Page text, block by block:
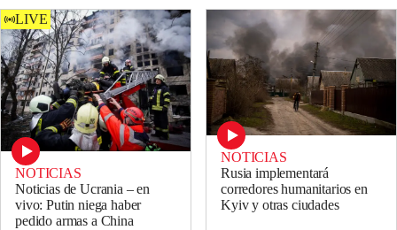
LIVE
NOTICIAS
Noticias de Ucrania – en
vivo: Putin niega haber
pedido armas a China
NOTICIAS
Rusia implementará
corredores humanitarios en
Kyiv y otras ciudades